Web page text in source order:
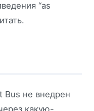
“as
Bus не внедрен